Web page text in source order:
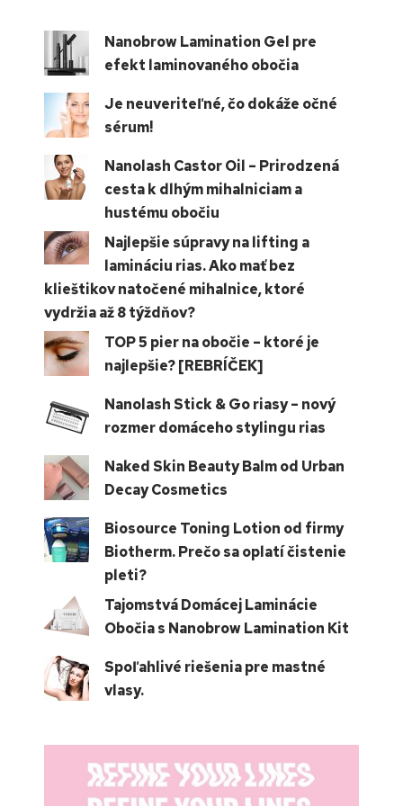
Nanobrow Lamination Gel pre
efekt laminovaného obočia
Je neuveriteľné, čo dokáže očné
sérum!
Nanolash Castor Oil – Prirodzená
cesta k dlhým mihalniciam a
hustému obočiu
Najlepšie súpravy na lifting a
lamináciu rias. Ako mať bez
klieštikov natočené mihalnice, ktoré
vydržia až 8 týždňov?
TOP 5 pier na obočie – ktoré je
najlepšie? [REBRÍČEK]
Nanolash Stick & Go riasy – nový
rozmer domáceho stylingu rias
Naked Skin Beauty Balm od Urban
Decay Cosmetics
Biosource Toning Lotion od firmy
Biotherm. Prečo sa oplatí čistenie
pleti?
Tajomstvá Domácej Laminácie
Obočia s Nanobrow Lamination Kit
Spoľahlivé riešenia pre mastné
vlasy.